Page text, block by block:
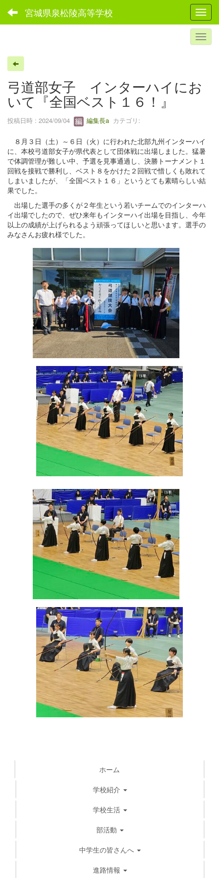
宮城県泉松陵高等学校
弓道部女子 インターハイにお
いて『全国ベスト１６！』
投稿日時 : 2024/09/04 編集長a カテゴリ:
８月３日（土）～６日（火）に行われた北部九州インターハイ
に、本校弓道部女子が県代表として団体戦に出場しました。猛暑
で体調管理が難しい中、予選を見事通過し、決勝トーナメント１
回戦を接戦で勝利し、ベスト８をかけた２回戦で惜しくも敗れて
しまいましたが、「全国ベスト１６」というとても素晴らしい結
果でした。
出場した選手の多くが２年生という若いチームでのインターハ
イ出場でしたので、ぜひ来年もインターハイ出場を目指し、今年
以上の成績が上げられるよう頑張ってほしいと思います。選手の
みなさんお疲れ様でした。
ホーム
学校紹介
学校生活
部活動
中学生の皆さんへ
進路情報